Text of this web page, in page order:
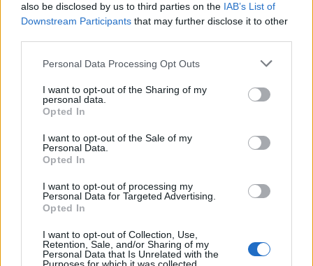
also be disclosed by us to third parties on the IAB’s List of
Downstream Participants that may further disclose it to other
Please note that this website/app uses one or more Google
not limited to your visit or usage behaviour. You may click to
grant or deny consent to Google and its third-party tags to
use your data for below specified purposes in below Google
consent section.
Personal Data Processing Opt Outs
I want to opt-out of the Sharing of my
personal data.
Opted In
I want to opt-out of the Sale of my
Personal Data.
Opted In
I want to opt-out of processing my
Personal Data for Targeted Advertising.
Opted In
I want to opt-out of Collection, Use,
Retention, Sale, and/or Sharing of my
Personal Data that Is Unrelated with the
Αν τα χάσατε